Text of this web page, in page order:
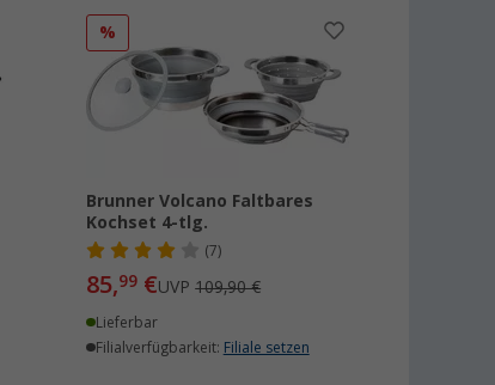
%
Brunner Volcano Faltbares
Kochset 4-tlg.
(7)
85,99 €UVP109,90 €
Lieferbar
Filialverfügbarkeit: Filiale setzen